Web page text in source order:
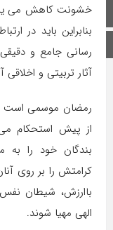
صفحه اصلی
اینستاگرام
خشونت کاهش می
بنابراین باید در
رسانی جامع و
آثار تربیتی و
رمضان موسمی است
از پیش استحکام
بندگان خود را به
کرامتش را بر روی
باارزش، شیطان
الهی مهیا شوند.